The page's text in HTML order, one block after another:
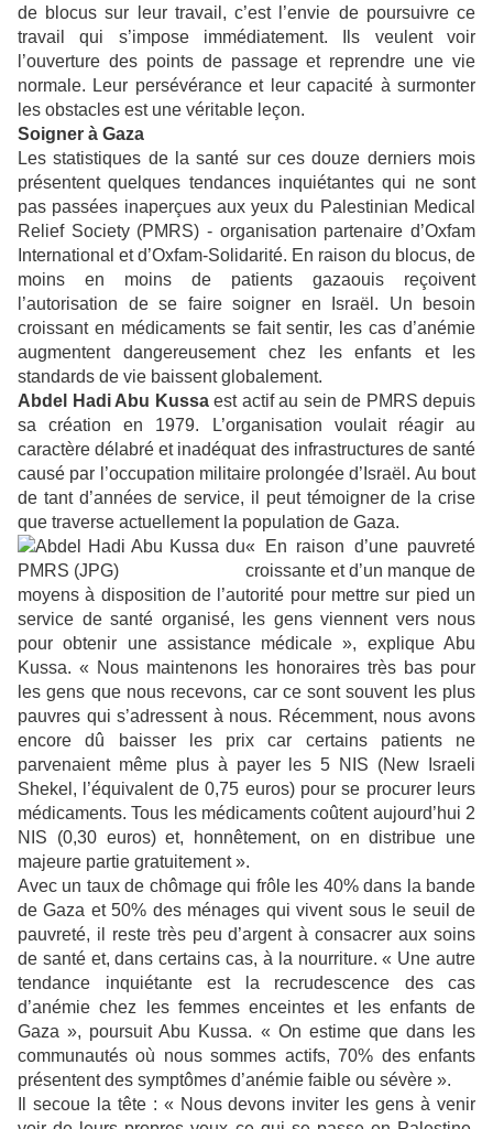
de blocus sur leur travail, c’est l’envie de poursuivre ce
travail qui s’impose immédiatement. Ils veulent voir
l’ouverture des points de passage et reprendre une vie
normale. Leur persévérance et leur capacité à surmonter
les obstacles est une véritable leçon.
Soigner à Gaza
Les statistiques de la santé sur ces douze derniers mois
présentent quelques tendances inquiétantes qui ne sont
pas passées inaperçues aux yeux du Palestinian Medical
Relief Society (PMRS) - organisation partenaire d’Oxfam
International et d’Oxfam-Solidarité. En raison du blocus, de
moins en moins de patients gazaouis reçoivent
l’autorisation de se faire soigner en Israël. Un besoin
croissant en médicaments se fait sentir, les cas d’anémie
augmentent dangereusement chez les enfants et les
standards de vie baissent globalement.
Abdel Hadi Abu Kussaest actif au sein de PMRS depuis
sa création en 1979. L’organisation voulait réagir au
caractère délabré et inadéquat des infrastructures de santé
causé par l’occupation militaire prolongée d’Israël. Au bout
de tant d’années de service, il peut témoigner de la crise
que traverse actuellement la population de Gaza.
« En raison d’une pauvreté
croissante et d’un manque de
moyens à disposition de l’autorité pour mettre sur pied un
service de santé organisé, les gens viennent vers nous
pour obtenir une assistance médicale », explique Abu
Kussa. « Nous maintenons les honoraires très bas pour
les gens que nous recevons, car ce sont souvent les plus
pauvres qui s’adressent à nous. Récemment, nous avons
encore dû baisser les prix car certains patients ne
parvenaient même plus à payer les 5 NIS (New Israeli
Shekel, l’équivalent de 0,75 euros) pour se procurer leurs
médicaments. Tous les médicaments coûtent aujourd’hui 2
NIS (0,30 euros) et, honnêtement, on en distribue une
majeure partie gratuitement ».
Avec un taux de chômage qui frôle les 40% dans la bande
de Gaza et 50% des ménages qui vivent sous le seuil de
pauvreté, il reste très peu d’argent à consacrer aux soins
de santé et, dans certains cas, à la nourriture. « Une autre
tendance inquiétante est la recrudescence des cas
d’anémie chez les femmes enceintes et les enfants de
Gaza », poursuit Abu Kussa. « On estime que dans les
communautés où nous sommes actifs, 70% des enfants
présentent des symptômes d’anémie faible ou sévère ».
Il secoue la tête : « Nous devons inviter les gens à venir